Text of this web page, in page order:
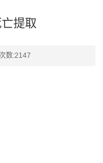
提取
数:2147